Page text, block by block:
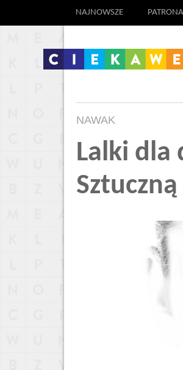
NAJNOWSZE
NAWAK
Lalki dla